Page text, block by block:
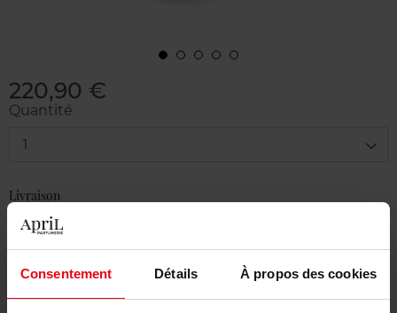
Consentement Détails À propos des cookies
220,90 €
Quantité
1
Livraison
Cet article n'est plus disponible pour le moment
Etre prévenu de la disponibilité
Livraison gratuite à partir de 50€